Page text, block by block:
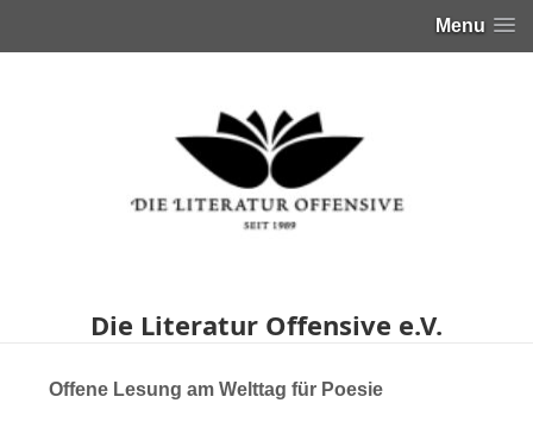
Menu
Die Literatur Offensive e.V.
Offene Lesung am Welttag für Poesie